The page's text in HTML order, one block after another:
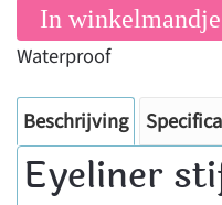
In winkelmandje
Waterproof
Beschrijving
Eyeliner